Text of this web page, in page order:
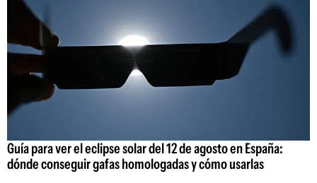
Guía para ver el eclipse solar del 12 de agosto en España:
dónde conseguir gafas homologadas y cómo usarlas